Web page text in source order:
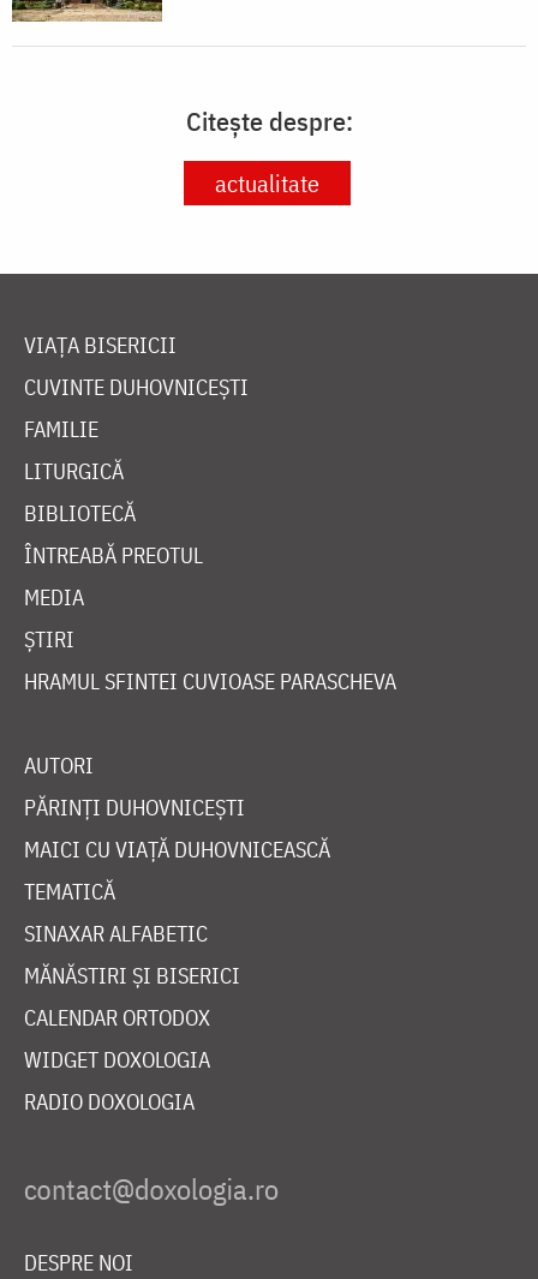
Citește despre:
actualitate
VIAȚA BISERICII
CUVINTE DUHOVNICEȘTI
FAMILIE
LITURGICĂ
BIBLIOTECĂ
ÎNTREABĂ PREOTUL
MEDIA
ȘTIRI
HRAMUL SFINTEI CUVIOASE PARASCHEVA
AUTORI
PĂRINȚI DUHOVNICEȘTI
MAICI CU VIAȚĂ DUHOVNICEASCĂ
TEMATICĂ
SINAXAR ALFABETIC
MĂNĂSTIRI ȘI BISERICI
CALENDAR ORTODOX
WIDGET DOXOLOGIA
RADIO DOXOLOGIA
DESPRE NOI